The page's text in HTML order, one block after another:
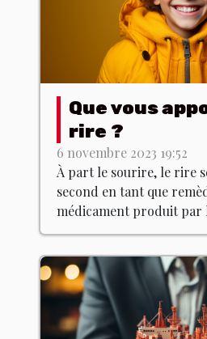
Que vous
rire ?
6 novembre 2023 19:52
À part le sourire, le rire
second en tant que
médicament produit par